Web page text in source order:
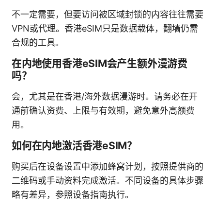
不一定需要，但要访问被区域封锁的内容往往需要
VPN或代理。香港eSIM只是数据载体，翻墙仍需
合规的工具。
在内地使用香港eSIM会产生额外漫游费
吗？
会，尤其是在香港/海外数据漫游时。请务必在开
通前确认资费、上限与有效期，避免意外高额费
用。
如何在内地激活香港eSIM？
购买后在设备设置中添加蜂窝计划，按照提供商的
二维码或手动资料完成激活。不同设备的具体步骤
略有差异，参照设备指南执行。